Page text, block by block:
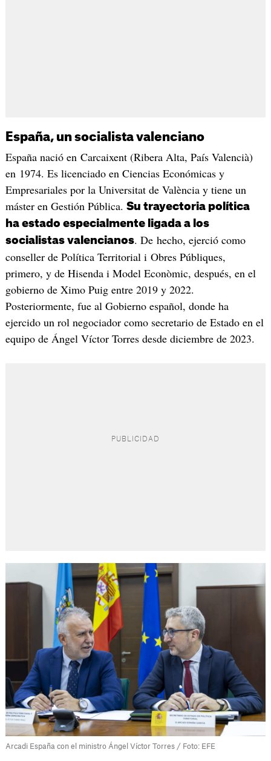
España, un socialista valenciano
España nació en Carcaixent (Ribera Alta, País Valencià)
en 1974. Es licenciado en Ciencias Económicas y
Empresariales por la Universitat de València y tiene un
máster en Gestión Pública. Su trayectoria política
ha estado especialmente ligada a los
socialistas valencianos. De hecho, ejerció como
conseller de Política Territorial i Obres Públiques,
primero, y de Hisenda i Model Econòmic, después, en el
gobierno de Ximo Puig entre 2019 y 2022.
Posteriormente, fue al Gobierno español, donde ha
ejercido un rol negociador como secretario de Estado en el
equipo de Ángel Víctor Torres desde diciembre de 2023.
Arcadi España con el ministro Ángel Víctor Torres / Foto: EFE